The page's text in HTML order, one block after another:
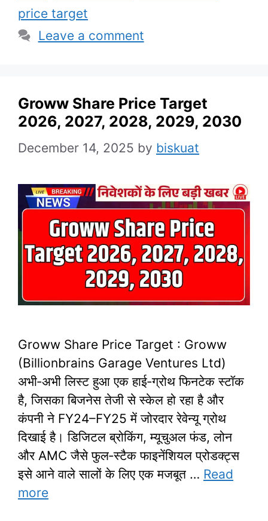
price target
Leave a comment
Groww Share Price Target
2026, 2027, 2028, 2029, 2030
December 14, 2025 by biskuat
Groww Share Price Target : Groww
(Billionbrains Garage Ventures Ltd)
अभी‑अभी लिस्ट हुआ एक हाई‑ग्रोथ फिनटेक स्टॉक
है, जिसका बिजनेस तेजी से स्केल हो रहा है और
कंपनी ने FY24–FY25 में जोरदार रेवेन्यू ग्रोथ
दिखाई है। डिजिटल ब्रोकिंग, म्यूचुअल फंड, लोन
और AMC जैसे फुल‑स्टैक फाइनेंशियल प्रोडक्ट्स
इसे आने वाले सालों के लिए एक मजबूत … Read
more